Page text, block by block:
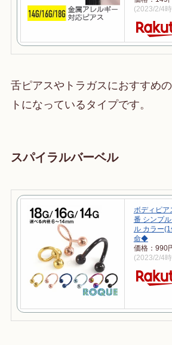
(2023/2/4
舌ピアスやトラガスにおすすめ
トになっているタイプです。
スパイラルバーベル
ボディピア
番 シンプ
ル カラー
命◆
価格：990
(2023/2/4